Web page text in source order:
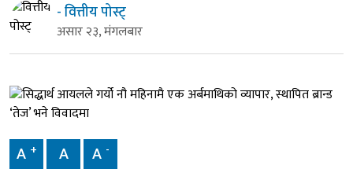
- वित्तीय पोस्ट्
असार २३, मंगलबार
A + A A -